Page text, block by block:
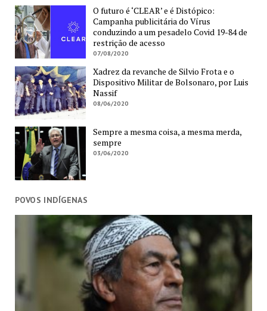
O futuro é ‘CLEAR’ e é Distópico:
Campanha publicitária do Vírus
conduzindo a um pesadelo Covid 19-84 de
restrição de acesso
07/08/2020
Xadrez da revanche de Silvio Frota e o
Dispositivo Militar de Bolsonaro, por Luis
Nassif
08/06/2020
Sempre a mesma coisa, a mesma merda,
sempre
03/06/2020
POVOS INDÍGENAS